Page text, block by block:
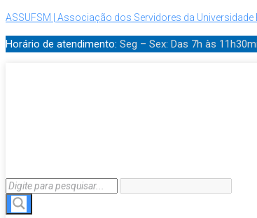
ASSUFSM | Associação dos Servidores da Universidade
Horário de atendimento: Seg – Sex: Das 7h às